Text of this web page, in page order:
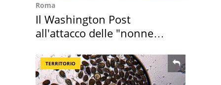
Roma
Il Washington Post
all'attacco delle "nonne
TERRITORIO